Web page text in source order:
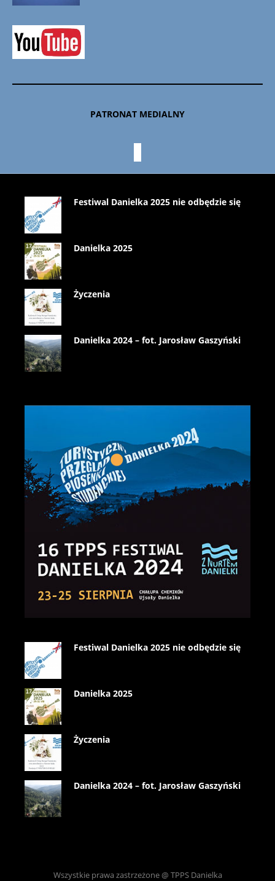
PATRONAT MEDIALNY
Festiwal Danielka 2025 nie odbędzie się
Danielka 2025
Życzenia
Danielka 2024 – fot. Jarosław Gaszyński
Festiwal Danielka 2025 nie odbędzie się
Danielka 2025
Życzenia
Danielka 2024 – fot. Jarosław Gaszyński
Wszystkie prawa zastrzeżone @ TPPS Danielka